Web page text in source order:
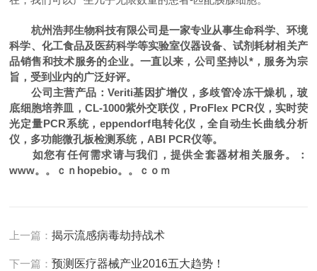
杭州浩邦生物科技有限公司是一家专业从事生命科学、环境
科学、化工食品及医药科学等实验室仪器设备、试剂耗材相关产
品销售和技术服务的企业。一直以来，公司坚持以*，服务为宗
旨，受到业内的广泛好评。
公司主营产品：Veriti基因扩增仪，多歧管冷冻干燥机，玻
底细胞培养皿，CL-1000紫外交联仪，ProFlex PCR仪，实时荧
光定量PCR系统，eppendorf电转化仪，全自动生长曲线分析
仪，多功能微孔板检测系统，ABI PCR仪等。
如您有任何需求请与我们，提供全套器材相关服务。
：
www。。ｃｎhopebio。。ｃｏｍ
上一篇：揭示流感病毒劫持战术
下一篇：预测医疗器械产业2016五大趋势！